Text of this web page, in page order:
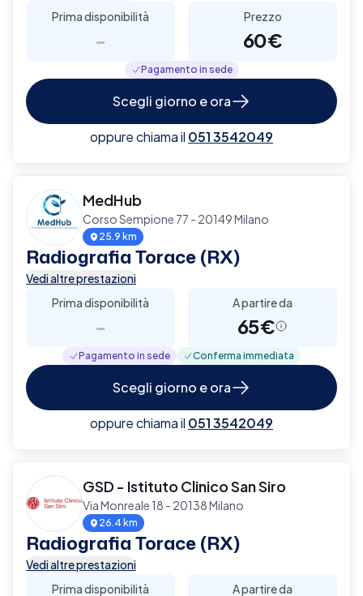
Prima disponibilità
-
Prezzo
60€
Pagamento in sede
Scegli giorno e ora
oppure chiama il 051 3542049
MedHub
Corso Sempione 77 - 20149 Milano
25.9 km
Radiografia Torace (RX)
Vedi altre prestazioni
Prima disponibilità
-
A partire da
65€
Pagamento in sede Conferma immediata
Scegli giorno e ora
oppure chiama il 051 3542049
GSD - Istituto Clinico San Siro
Via Monreale 18 - 20138 Milano
26.4 km
Radiografia Torace (RX)
Vedi altre prestazioni
Prima disponibilità
A partire da